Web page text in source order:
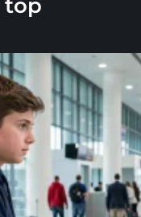
top